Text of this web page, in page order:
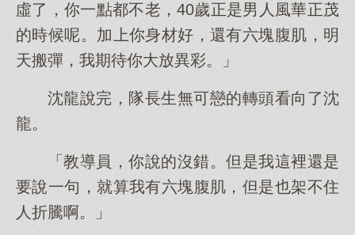
虛了，你一點都不老，40歲正是男人風華正茂
的時候呢。加上你身材好，還有六塊腹肌，明
天搬彈，我期待你大放異彩。」
沈龍說完，隊長生無可戀的轉頭看向了沈
龍。
「教導員，你說的沒錯。但是我這裡還是
要說一句，就算我有六塊腹肌，但是也架不住
人折騰啊。」